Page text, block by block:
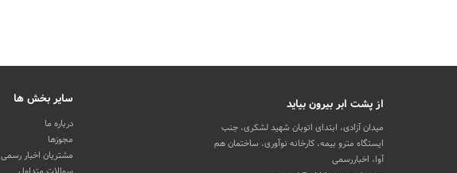
از پشت ابر بیرون بیاید
میدان آزادی، ابتدای اتوبان شهید لشکری، جنب
ایستگاه مترو بیمه، کارخانه نوآوری، ساختمان هم
آوا، اخباررسمی
سایر بخش ها
درباره ما
مجوزها
مشتریان اخبار رسمی